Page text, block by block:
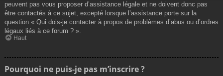
peuvent pas vous proposer d’assistance légale et ne doivent donc pas
être contactés à ce sujet, excepté lorsque l’assistance porte sur la
question « Qui dois-je contacter à propos de problèmes d’abus ou d’ordres
légaux liés à ce forum ? ».
Haut
Pourquoi ne puis-je pas m’inscrire ?